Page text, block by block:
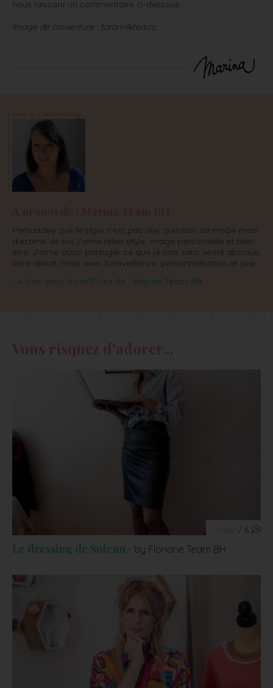
nous laissant un commentaire ci-dessous.
Image de couverture : taramilktea.co
Persuadée que le style n'est pas une question de mode mais
d'estime de soi, j'aime relier style, image personnelle et bien-
être. J'aime aussi partager ce que je sais sans vérité absolue,
sans diktat, mais avec bienveillance, personnalisation et joie.
Voir tous les articles de : Marina Team BH
/ 6
Le dressing de Solenn - by Floriane Team BH